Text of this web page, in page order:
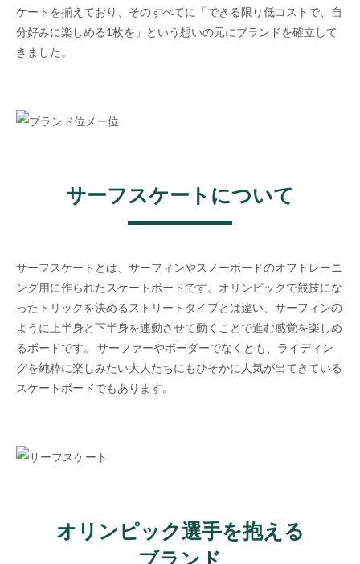
ケートを揃えており、そのすべてに「できる限り低コストで、自
分好みに楽しめる1枚を」という想いの元にブランドを確立して
きました。
サーフスケートについて
サーフスケートとは、サーフィンやスノーボードのオフトレーニ
ング用に作られたスケートボードです。オリンピックで競技にな
ったトリックを決めるストリートタイプとは違い、サーフィンの
ように上半身と下半身を連動させて動くことで進む感覚を楽しめ
るボードです。 サーファーやボーダーでなくとも、ライディン
グを純粋に楽しみたい大人たちにもひそかに人気が出てきている
スケートボードでもあります。
オリンピック選手を抱える
ブランド